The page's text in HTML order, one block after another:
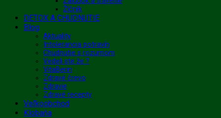
Žlčník
DETOX A CHUDNUTIE
Blog
Aktuality
Intolerancia potravín
Chudnutie s rozumom
Vedeli ste že ?
VitaBerin
Zdravé črevo
Zdravie
Zdravé recepty
Veľkoobchod
Klobaňa